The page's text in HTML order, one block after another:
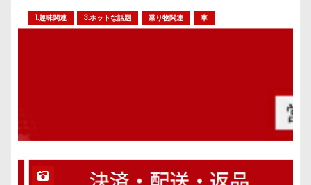
1.趣味関連 3.ホットな話題 乗り物関連 車